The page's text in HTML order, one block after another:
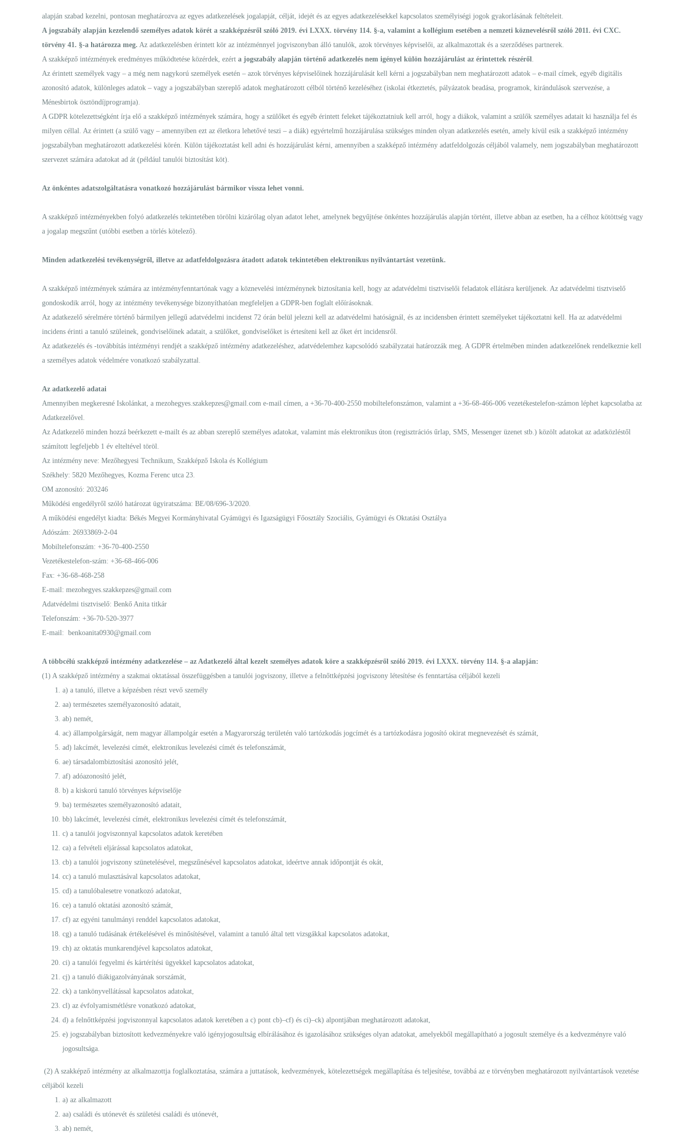
alapján szabad kezelni, pontosan meghatározva az egyes adatkezelések jogalapját, célját, idejét és az egyes adatkezelésekkel kapcsolatos személyiségi jogok gyakorlásának feltételeit.
A jogszabály alapján kezelendő személyes adatok körét a szakképzésről szóló 2019. évi LXXX. törvény 114. §-a, valamint a kollégium esetében a nemzeti köznevelésről szóló 2011. évi CXC.
törvény 41. §-a határozza meg. Az adatkezelésben érintett kör az intézménnyel jogviszonyban álló tanulók, azok törvényes képviselői, az alkalmazottak és a szerződéses partnerek.
A szakképző intézmények eredményes működtetése közérdek, ezért a jogszabály alapján történő adatkezelés nem igényel külön hozzájárulást az érintettek részéről.
Az érintett személyek vagy – a még nem nagykorú személyek esetén – azok törvényes képviselőinek hozzájárulását kell kérni a jogszabályban nem meghatározott adatok – e-mail címek, egyéb digitális
azonosító adatok, különleges adatok – vagy a jogszabályban szereplő adatok meghatározott célból történő kezeléséhez (iskolai étkeztetés, pályázatok beadása, programok, kirándulások szervezése, a
Ménesbirtok ösztöndíjprogramja).
A GDPR kötelezettségként írja elő a szakképző intézmények számára, hogy a szülőket és egyéb érintett feleket tájékoztatniuk kell arról, hogy a diákok, valamint a szülők személyes adatait ki használja fel és
milyen céllal. Az érintett (a szülő vagy – amennyiben ezt az életkora lehetővé teszi – a diák) egyértelmű hozzájárulása szükséges minden olyan adatkezelés esetén, amely kívül esik a szakképző intézmény
jogszabályban meghatározott adatkezelési körén. Külön tájékoztatást kell adni és hozzájárulást kérni, amennyiben a szakképző intézmény adatfeldolgozás céljából valamely, nem jogszabályban meghatározott
szervezet számára adatokat ad át (például tanulói biztosítást köt).
Az önkéntes adatszolgáltatásra vonatkozó hozzájárulást bármikor vissza lehet vonni.
A szakképző intézményekben folyó adatkezelés tekintetében törölni kizárólag olyan adatot lehet, amelynek begyűjtése önkéntes hozzájárulás alapján történt, illetve abban az esetben, ha a célhoz kötöttség vagy
a jogalap megszűnt (utóbbi esetben a törlés kötelező).
Minden adatkezelési tevékenységről, illetve az adatfeldolgozásra átadott adatok tekintetében elektronikus nyilvántartást vezetünk.
A szakképző intézmények számára az intézményfenntartónak vagy a köznevelési intézménynek biztosítania kell, hogy az adatvédelmi tisztviselői feladatok ellátásra kerüljenek. Az adatvédelmi tisztviselő
gondoskodik arról, hogy az intézmény tevékenysége bizonyíthatóan megfeleljen a GDPR-ben foglalt előírásoknak.
Az adatkezelő sérelmére történő bármilyen jellegű adatvédelmi incidenst 72 órán belül jelezni kell az adatvédelmi hatóságnál, és az incidensben érintett személyeket tájékoztatni kell. Ha az adatvédelmi
incidens érinti a tanuló szüleinek, gondviselőinek adatait, a szülőket, gondviselőket is értesíteni kell az őket ért incidensről.
Az adatkezelés és -továbbítás intézményi rendjét a szakképző intézmény adatkezeléshez, adatvédelemhez kapcsolódó szabályzatai határozzák meg. A GDPR értelmében minden adatkezelőnek rendelkeznie kell
a személyes adatok védelmére vonatkozó szabályzattal.
Az adatkezelő adatai
Amennyiben megkeresné Iskolánkat, a mezohegyes.szakkepzes@gmail.com e-mail címen, a +36-70-400-2550 mobiltelefonszámon, valamint a +36-68-466-006 vezetékestelefon-számon léphet kapcsolatba az
Adatkezelővel.
Az Adatkezelő minden hozzá beérkezett e-mailt és az abban szereplő személyes adatokat, valamint más elektronikus úton (regisztrációs űrlap, SMS, Messenger üzenet stb.) közölt adatokat az adatközléstől
számított legfeljebb 1 év elteltével töröl.
Az intézmény neve: Mezőhegyesi Technikum, Szakképző Iskola és Kollégium
Székhely: 5820 Mezőhegyes, Kozma Ferenc utca 23.
OM azonosító: 203246
Működési engedélyről szóló határozat ügyiratszáma: BE/08/696-3/2020.
A működési engedélyt kiadta: Békés Megyei Kormányhivatal Gyámügyi és Igazságügyi Főosztály Szociális, Gyámügyi és Oktatási Osztálya
Adószám: 26933869-2-04
Mobiltelefonszám: +36-70-400-2550
Vezetékestelefon-szám: +36-68-466-006
Fax: +36-68-468-258
E-mail: mezohegyes.szakkepzes@gmail.com
Adatvédelmi tisztviselő: Benkő Anita titkár
Telefonszám: +36-70-520-3977
E-mail: benkoanita0930@gmail.com
A többcélú szakképző intézmény adatkezelése – az Adatkezelő által kezelt személyes adatok köre a szakképzésről szóló 2019. évi LXXX. törvény 114. §-a alapján:
(1) A szakképző intézmény a szakmai oktatással összefüggésben a tanulói jogviszony, illetve a felnőttképzési jogviszony létesítése és fenntartása céljából kezeli
a) a tanuló, illetve a képzésben részt vevő személy
aa) természetes személyazonosító adatait,
ab) nemét,
ac) állampolgárságát, nem magyar állampolgár esetén a Magyarország területén való tartózkodás jogcímét és a tartózkodásra jogosító okirat megnevezését és számát,
ad) lakcímét, levelezési címét, elektronikus levelezési címét és telefonszámát,
ae) társadalombiztosítási azonosító jelét,
af) adóazonosító jelét,
b) a kiskorú tanuló törvényes képviselője
ba) természetes személyazonosító adatait,
bb) lakcímét, levelezési címét, elektronikus levelezési címét és telefonszámát,
c) a tanulói jogviszonnyal kapcsolatos adatok keretében
ca) a felvételi eljárással kapcsolatos adatokat,
cb) a tanulói jogviszony szünetelésével, megszűnésével kapcsolatos adatokat, ideértve annak időpontját és okát,
cc) a tanuló mulasztásával kapcsolatos adatokat,
cd) a tanulóbalesetre vonatkozó adatokat,
ce) a tanuló oktatási azonosító számát,
cf) az egyéni tanulmányi renddel kapcsolatos adatokat,
cg) a tanuló tudásának értékelésével és minősítésével, valamint a tanuló által tett vizsgákkal kapcsolatos adatokat,
ch) az oktatás munkarendjével kapcsolatos adatokat,
ci) a tanulói fegyelmi és kártérítési ügyekkel kapcsolatos adatokat,
cj) a tanuló diákigazolványának sorszámát,
ck) a tankönyvellátással kapcsolatos adatokat,
cl) az évfolyamismétlésre vonatkozó adatokat,
d) a felnőttképzési jogviszonnyal kapcsolatos adatok keretében a c) pont cb)–cf) és ci)–ck) alpontjában meghatározott adatokat,
e) jogszabályban biztosított kedvezményekre való igényjogosultság elbírálásához és igazolásához szükséges olyan adatokat, amelyekből megállapítható a jogosult személye és a kedvezményre való
jogosultsága.
(2) A szakképző intézmény az alkalmazottja foglalkoztatása, számára a juttatások, kedvezmények, kötelezettségek megállapítása és teljesítése, továbbá az e törvényben meghatározott nyilvántartások vezetése
céljából kezeli
a) az alkalmazott
aa) családi és utónevét és születési családi és utónevét,
ab) nemét,